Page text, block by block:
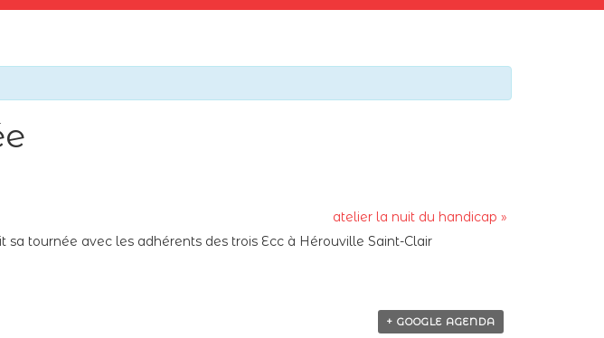
atelier la nuit du handicap »
tournée avec les adhérents des trois Ecc à Hérouville Saint-Clair
+ GOOGLE AGENDA